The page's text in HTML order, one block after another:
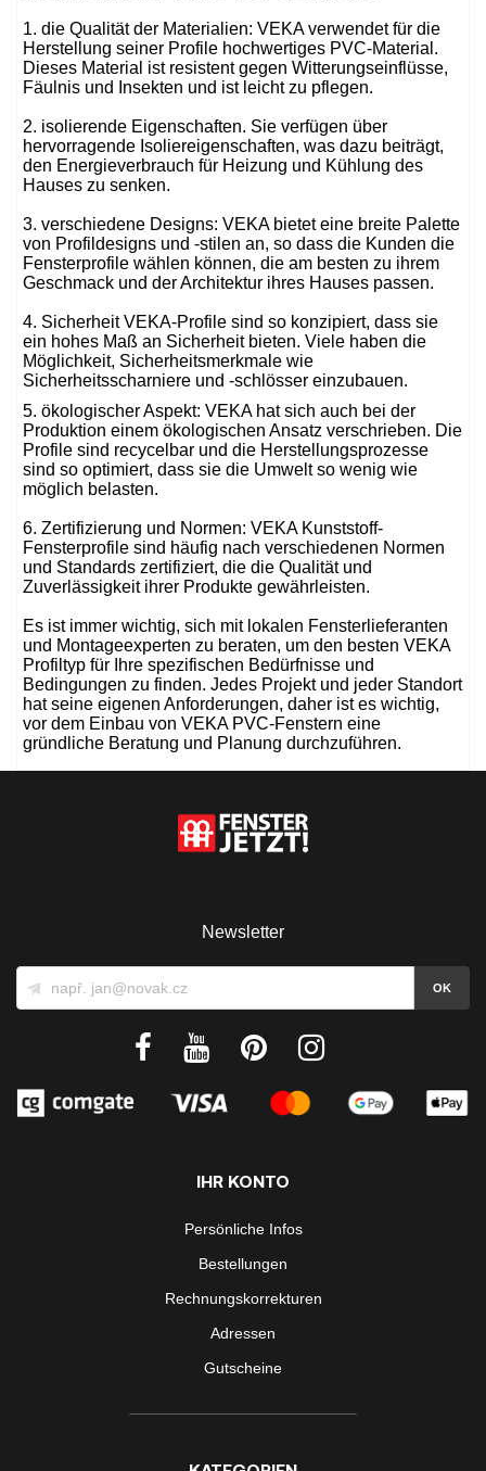
1. die Qualität der Materialien: VEKA verwendet für die
Herstellung seiner Profile hochwertiges PVC-Material.
Dieses Material ist resistent gegen Witterungseinflüsse,
Fäulnis und Insekten und ist leicht zu pflegen.
2. isolierende Eigenschaften. Sie verfügen über
hervorragende Isoliereigenschaften, was dazu beiträgt,
den Energieverbrauch für Heizung und Kühlung des
Hauses zu senken.
3. verschiedene Designs: VEKA bietet eine breite Palette
von Profildesigns und -stilen an, so dass die Kunden die
Fensterprofile wählen können, die am besten zu ihrem
Geschmack und der Architektur ihres Hauses passen.
4. Sicherheit VEKA-Profile sind so konzipiert, dass sie
ein hohes Maß an Sicherheit bieten. Viele haben die
Möglichkeit, Sicherheitsmerkmale wie
Sicherheitsscharniere und -schlösser einzubauen.
5. ökologischer Aspekt: VEKA hat sich auch bei der
Produktion einem ökologischen Ansatz verschrieben. Die
Profile sind recycelbar und die Herstellungsprozesse
sind so optimiert, dass sie die Umwelt so wenig wie
möglich belasten.
6. Zertifizierung und Normen: VEKA Kunststoff-
Fensterprofile sind häufig nach verschiedenen Normen
und Standards zertifiziert, die die Qualität und
Zuverlässigkeit ihrer Produkte gewährleisten.
Es ist immer wichtig, sich mit lokalen Fensterlieferanten
und Montageexperten zu beraten, um den besten VEKA
Profiltyp für Ihre spezifischen Bedürfnisse und
Bedingungen zu finden. Jedes Projekt und jeder Standort
hat seine eigenen Anforderungen, daher ist es wichtig,
vor dem Einbau von VEKA PVC-Fenstern eine
gründliche Beratung und Planung durchzuführen.
Newsletter
IHR KONTO
Persönliche Infos
Bestellungen
Rechnungskorrekturen
Adressen
Gutscheine